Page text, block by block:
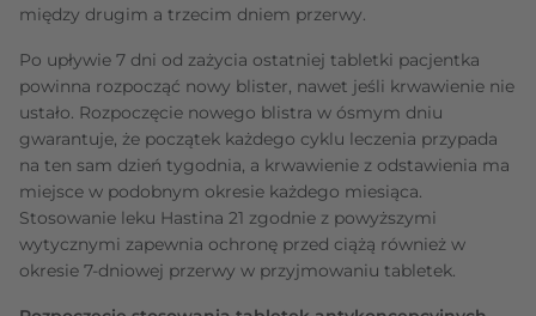
między drugim a trzecim dniem przerwy.
Po upływie 7 dni od zażycia ostatniej tabletki pacjentka
powinna rozpocząć nowy blister, nawet jeśli krwawienie nie
ustało. Rozpoczęcie nowego blistra w ósmym dniu
gwarantuje, że początek każdego cyklu leczenia przypada
na ten sam dzień tygodnia, a krwawienie z odstawienia ma
miejsce w podobnym okresie każdego miesiąca.
Stosowanie leku Hastina 21 zgodnie z powyższymi
wytycznymi zapewnia ochronę przed ciążą również w
okresie 7-dniowej przerwy w przyjmowaniu tabletek.